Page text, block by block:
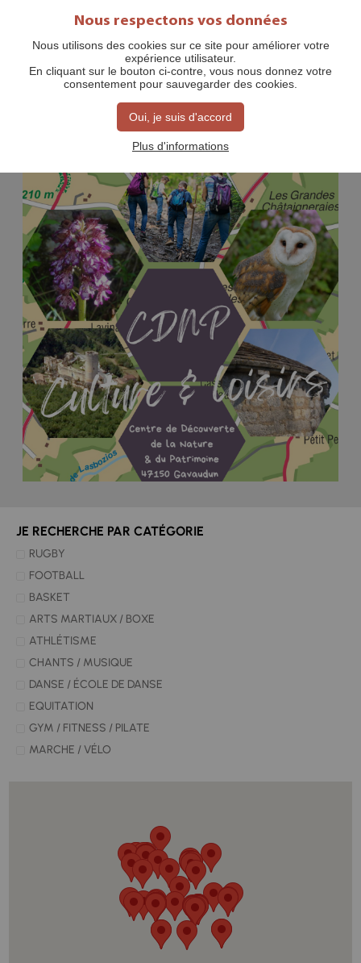
ACTIVITÉS À L'ANNÉE
Les associations sportives et
culturelles
JE RECHERCHE PAR CATÉGORIE
RUGBY
FOOTBALL
BASKET
ARTS MARTIAUX / BOXE
ATHLÉTISME
CHANTS / MUSIQUE
DANSE / ÉCOLE DE DANSE
EQUITATION
GYM / FITNESS / PILATE
MARCHE / VÉLO
ACTIVITÉS LUDIQUES ET ARTISTIQUES
Nous respectons vos données
Nous utilisons des cookies sur ce site pour améliorer votre
expérience utilisateur.
En cliquant sur le bouton ci-contre, vous nous donnez votre
consentement pour sauvegarder des cookies.
Oui, je suis d'accord
Plus d'informations